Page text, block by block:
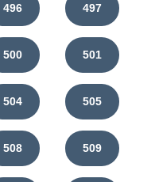
496 497
500 501
504 505
508 509